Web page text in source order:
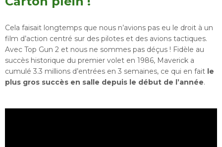
Cela faisait longtemps que nous n’avions pas eu le droit à un
film d’action centré sur des pilotes et des avions tactiques.
Avec Top Gun 2 et nous ne sommes pas déçus ! Fidèle au
succès historique du premier volet en 1986, Maverick a
cumulé 3.3 millions d’entrées en 3 semaines, ce qui en fait le
plus gros succès en salle depuis le début de l’année.